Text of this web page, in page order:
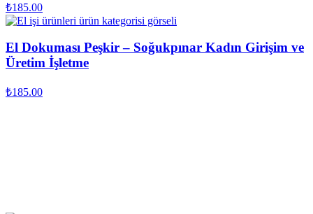
₺185.00
El Dokuması Peşkir – Soğukpınar Kadın Girişim ve
Üretim İşletme
₺185.00